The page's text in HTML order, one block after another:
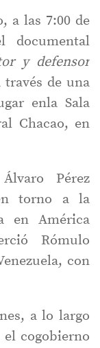
a las 7:00 de
documental
y defensor
través de una
enla Sala
Chacao, en
Pérez
torno a la
en América
Rómulo
con
a lo largo
cogobierno